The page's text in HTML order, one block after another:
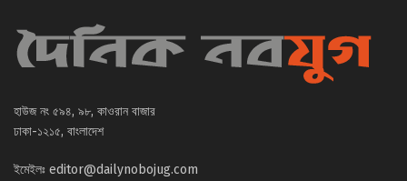
হাউজ নং ৫৯৪, ৯৮, কাওরান বাজার
ঢাকা-১২১৫, বাংলাদেশ
ইমেইলঃ editor@dailynobojug.com